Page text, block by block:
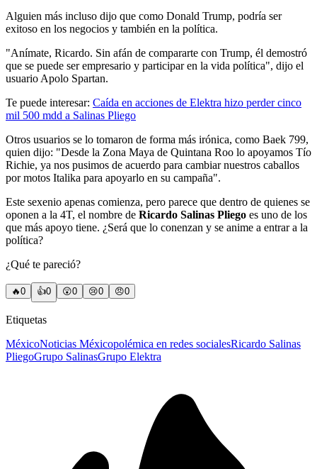
Alguien más incluso dijo que como Donald Trump, podría ser
exitoso en los negocios y también en la política.
"Anímate, Ricardo. Sin afán de compararte con Trump, él demostró
que se puede ser empresario y participar en la vida política", dijo el
usuario Apolo Spartan.
Te puede interesar: Caída en acciones de Elektra hizo perder cinco
mil 500 mdd a Salinas Pliego
Otros usuarios se lo tomaron de forma más irónica, como Baek 799,
quien dijo: "Desde la Zona Maya de Quintana Roo lo apoyamos Tío
Richie, ya nos pusimos de acuerdo para cambiar nuestros caballos
por motos Italika para apoyarlo en su campaña".
Este sexenio apenas comienza, pero parece que dentro de quienes se
oponen a la 4T, el nombre de Ricardo Salinas Pliego es uno de los
que más apoyo tiene. ¿Será que lo conenzan y se anime a entrar a la
política?
¿Qué te pareció?
🔥0 👍0 😲0 😢0 😠0
Etiquetas
MéxicoNoticias Méxicopolémica en redes socialesRicardo Salinas
PliegoGrupo SalinasGrupo Elektra